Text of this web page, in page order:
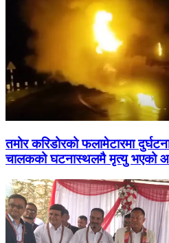
तमोर करिडोरको फलामेटारमा
चालकको घटनास्थलमै मृत्यु भएको